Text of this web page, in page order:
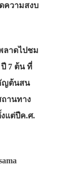
ความสงบ
ลาดไปชม
7 ต้น ที่
ญต้นสน
านทาง
แต่ปีค.ศ.